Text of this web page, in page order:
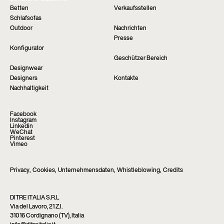
Betten
Verkaufsstellen
Schlafsofas
Outdoor
Nachrichten
Presse
Konfigurator
Geschützer Bereich
Designwear
Designers
Kontakte
Nachhaltigkeit
Facebook
Instagram
Linkedin
WeChat
Pinterest
Vimeo
Privacy, Cookies, Unternehmensdaten, Whistleblowing, Credits
DITRE ITALIA S.R.L
Via del Lavoro, 21 Z.I.
31016 Cordignano (TV), Italia